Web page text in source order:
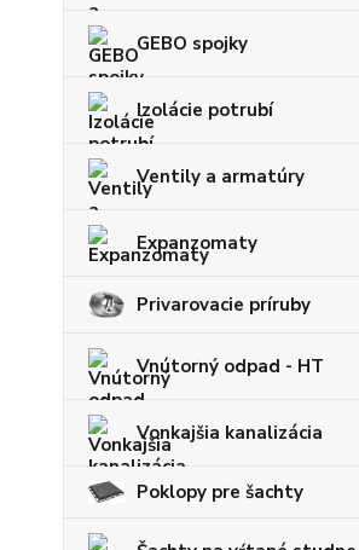
GEBO spojky
Izolácie potrubí
Ventily a armatúry
Expanzomaty
Privarovacie príruby
Vnútorný odpad - HT
Vonkajšia kanalizácia
Poklopy pre šachty